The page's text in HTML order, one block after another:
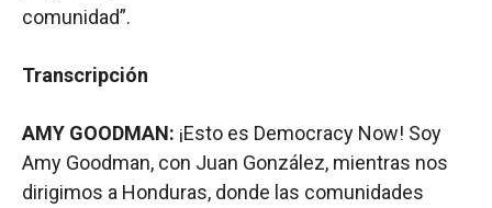
comunidad”.
Transcripción
AMY GOODMAN: ¡Esto es Democracy Now! Soy
Amy Goodman, con Juan González, mientras nos
dirigimos a Honduras, donde las comunidades